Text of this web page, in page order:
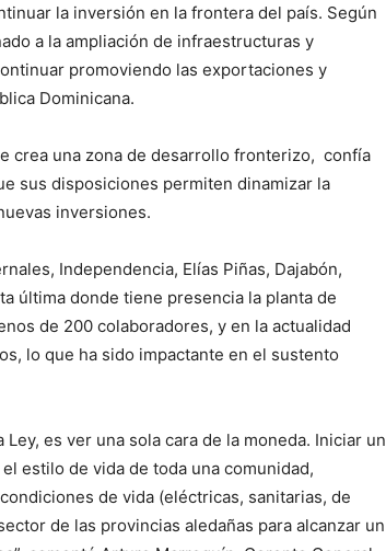
la inversión en la frontera del país. Según
a la ampliación de infraestructuras y
promoviendo las exportaciones y
Dominicana.
crea una zona de desarrollo fronterizo, confía
sus disposiciones permiten dinamizar la
inversiones.
Independencia, Elías Piñas, Dajabón,
última donde tiene presencia la planta de
de 200 colaboradores, y en la actualidad
lo que ha sido impactante en el sustento
es ver una sola cara de la moneda. Iniciar un
estilo de vida de toda una comunidad,
de vida (eléctricas, sanitarias, de
de las provincias aledañas para alcanzar un